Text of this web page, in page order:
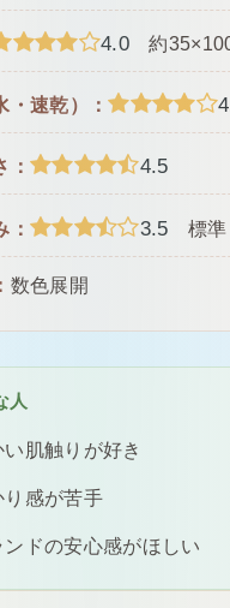
4.0 約
・速乾）：
： 4.5
： 3.5 標準
数色展開
人
肌触りが好き
り感が苦手
ドの安心感がほしい